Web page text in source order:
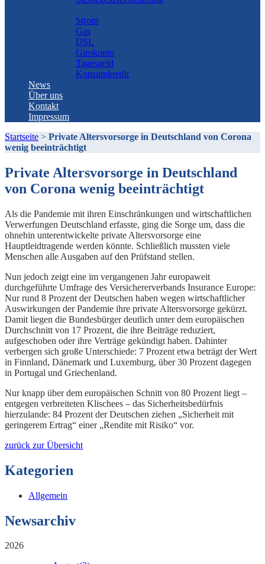
Strom
Gas
DSL
Girokonto
Tagesgeld
Konsumkredit
News
Über uns
Kontakt
Impressum
Startseite > Private Altersvorsorge in Deutschland von Corona
wenig beeinträchtigt
Private Altersvorsorge in Deutschland
von Corona wenig beeinträchtigt
Als die Pandemie mit ihren Einschränkungen und wirtschaftlichen
Verwerfungen Deutschland erfasste, ging die Sorge um, dass die
ohnehin unterentwickelte private Altersvorsorge eine
Hauptleidtragende werden könnte. Schließlich mussten viele
Menschen alle Ausgaben auf den Prüfstand stellen.
Nun jedoch zeigt eine im vergangenen Jahr europaweit
durchgeführte Umfrage des Versichererverbands Insurance Europe:
Nur rund 8 Prozent der Deutschen haben wegen wirtschaftlicher
Auswirkungen der Pandemie ihre private Altersvorsorge gekürzt.
Damit liegen die Bundesbürger deutlich unter dem europäischen
Durchschnitt von 17 Prozent, die ihre Beiträge reduziert,
aufgeschoben oder ihre Verträge gekündigt haben. Dahinter
verbergen sich große Unterschiede: 7 Prozent etwa beträgt der Wert
in Finnland, Dänemark und Luxemburg, über 30 Prozent dagegen
in Portugal und Griechenland.
Nur knapp über dem europäischen Schnitt von 80 Prozent liegt –
entgegen verbreiteten Klischees – das Sicherheitsbedürfnis
hierzulande: 84 Prozent der Deutschen ziehen „Sicherheit mit
geringerem Ertrag“ einer „Rendite mit Risiko“ vor.
zurück zur Übersicht
Kategorien
Allgemein
Newsarchiv
2026